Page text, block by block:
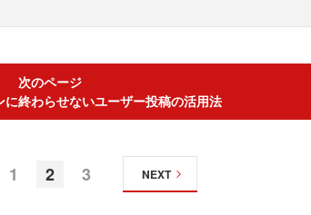
次のページ
終わらせないユーザー投稿の活用法
1 2 3 NEXT